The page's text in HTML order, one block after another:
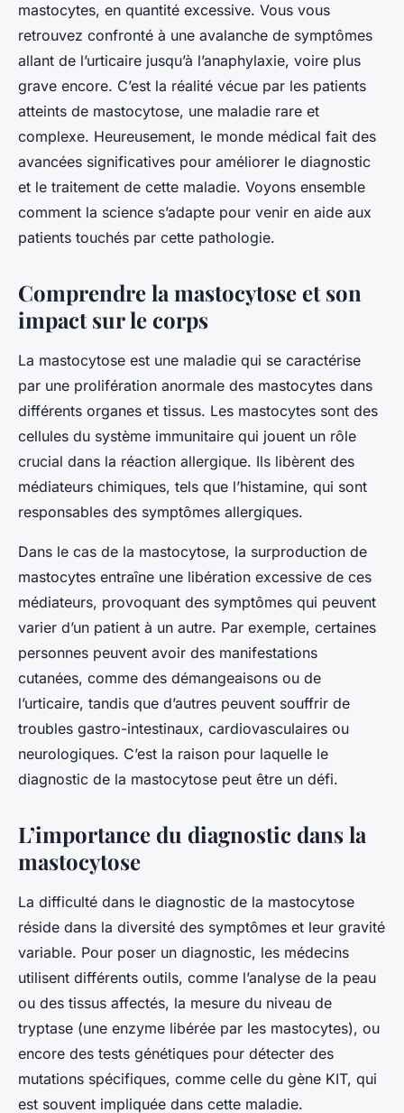
mastocytes, en quantité excessive. Vous vous
retrouvez confronté à une avalanche de symptômes
allant de l’urticaire jusqu’à l’anaphylaxie, voire plus
grave encore. C’est la réalité vécue par les patients
atteints de mastocytose, une maladie rare et
complexe. Heureusement, le monde médical fait des
avancées significatives pour améliorer le diagnostic
et le traitement de cette maladie. Voyons ensemble
comment la science s’adapte pour venir en aide aux
patients touchés par cette pathologie.
Comprendre la mastocytose et son
impact sur le corps
La mastocytose est une maladie qui se caractérise
par une prolifération anormale des mastocytes dans
différents organes et tissus. Les mastocytes sont des
cellules du système immunitaire qui jouent un rôle
crucial dans la réaction allergique. Ils libèrent des
médiateurs chimiques, tels que l’histamine, qui sont
responsables des symptômes allergiques.
Dans le cas de la mastocytose, la surproduction de
mastocytes entraîne une libération excessive de ces
médiateurs, provoquant des symptômes qui peuvent
varier d’un patient à un autre. Par exemple, certaines
personnes peuvent avoir des manifestations
cutanées, comme des démangeaisons ou de
l’urticaire, tandis que d’autres peuvent souffrir de
troubles gastro-intestinaux, cardiovasculaires ou
neurologiques. C’est la raison pour laquelle le
diagnostic de la mastocytose peut être un défi.
L’importance du diagnostic dans la
mastocytose
La difficulté dans le diagnostic de la mastocytose
réside dans la diversité des symptômes et leur gravité
variable. Pour poser un diagnostic, les médecins
utilisent différents outils, comme l’analyse de la peau
ou des tissus affectés, la mesure du niveau de
tryptase (une enzyme libérée par les mastocytes), ou
encore des tests génétiques pour détecter des
mutations spécifiques, comme celle du gène KIT, qui
est souvent impliquée dans cette maladie.